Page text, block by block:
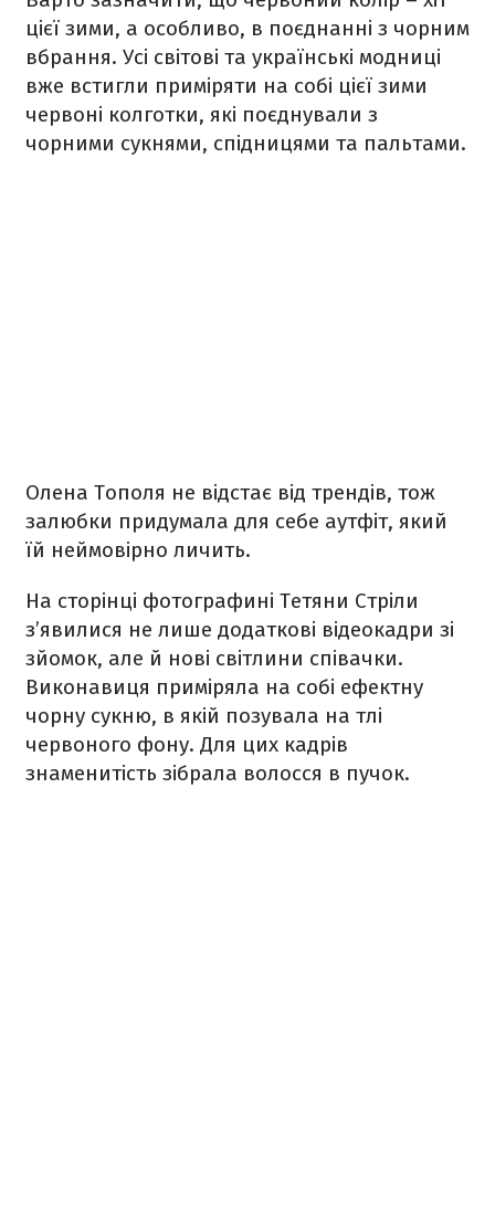
цієї зими, а особливо, в поєднанні з чорним
вбрання. Усі світові та українські модниці
вже встигли приміряти на собі цієї зими
червоні колготки, які поєднували з
чорними сукнями, спідницями та пальтами.
Олена Тополя не відстає від трендів, тож
залюбки придумала для себе аутфіт, який
їй неймовірно личить.
На сторінці фотографині Тетяни Стріли
з’явилися не лише додаткові відеокадри зі
зйомок, але й нові світлини співачки.
Виконавиця приміряла на собі ефектну
чорну сукню, в якій позувала на тлі
червоного фону. Для цих кадрів
знаменитість зібрала волосся в пучок.